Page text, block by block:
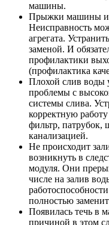
машины.
Прыжки машины и
Неисправность
агрегата.
заменой. И
профилактики
(профилактика
Плохой слив
проблемы с
системы слива.
корректную работу
фильтр, патрубок,
канализацией.
Не происходит
возникнуть в
модуля. Они
числе на залив
полностью
Появилась течь в
причиной в этом